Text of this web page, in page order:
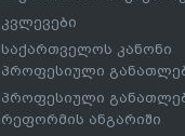
კვლევები
საქართველოს კანონი
პროფესიული
პროფესიული
რეფორმის ანგარიში